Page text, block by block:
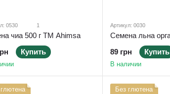
0530 1
чиа 500 г ТМ Ahimsa
Купить
Артикул: 0030
89 грн
Купить
В наличии
Без глютена